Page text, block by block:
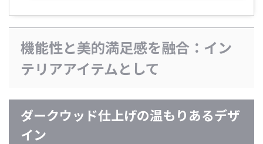
機能性と美的満足感を融合：イン
テリアアイテムとして
ダークウッド仕上げの温もりあるデザ
イン